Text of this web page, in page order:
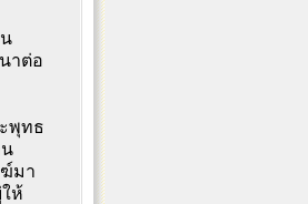
าต่อ
พุทธ
มา
ห้